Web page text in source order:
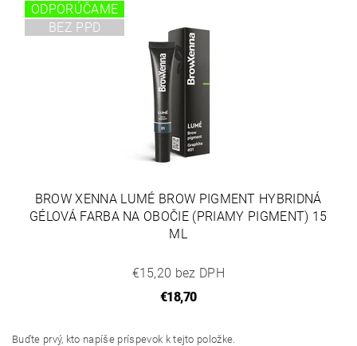
ODPORÚČAME
BEZ PPD
BROW XENNA LUMÉ BROW PIGMENT HYBRIDNÁ
GÉLOVÁ FARBA NA OBOČIE (PRIAMY PIGMENT) 15
ML
€15,20 bez DPH
€18,70
Buďte prvý, kto napíše príspevok k tejto položke.